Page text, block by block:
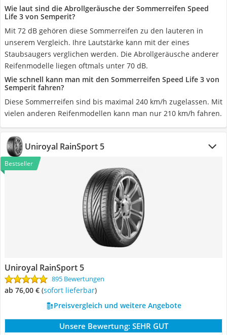
Wie laut sind die Abrollgeräusche der Sommerreifen Speed
Life 3 von Semperit?
Mit 72 dB gehören diese Sommerreifen zu den lauteren in
unserem Vergleich. Ihre Lautstärke kann mit der eines
Staubsaugers verglichen werden. Die Abrollgeräusche anderer
Reifenmodelle liegen oftmals unter 70 dB.
Wie schnell kann man mit den Sommerreifen Speed Life 3 von
Semperit fahren?
Diese Sommerreifen sind bis maximal 240 km/h zugelassen. Mit
vielen anderen Reifenmodellen kann man nur 210 km/h fahren.
Uniroyal RainSport 5
Bestseller
Uniroyal RainSport 5
895 Bewertungen
ab 76,00 € ( Sofort lieferbar)
Preisvergleich und weitere Angebote
Unsere Bewertung: SEHR GUT